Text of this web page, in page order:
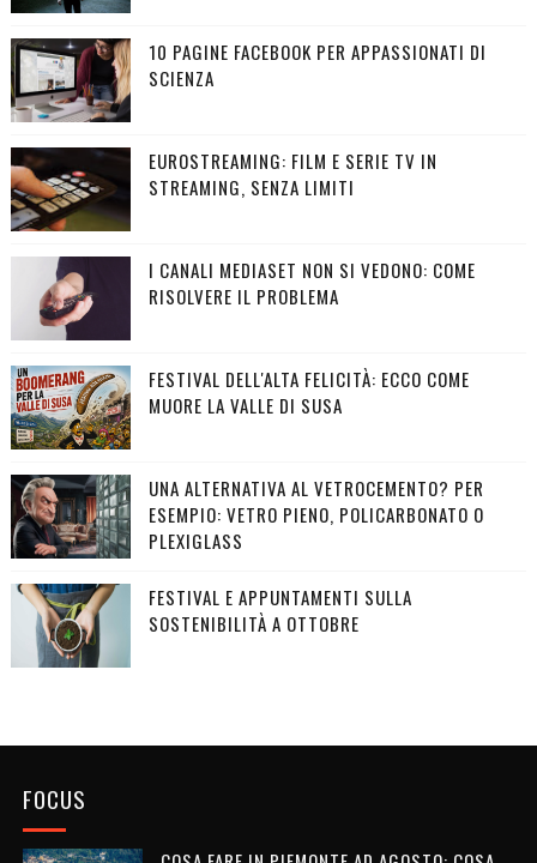
10 PAGINE FACEBOOK PER APPASSIONATI DI
SCIENZA
EUROSTREAMING: FILM E SERIE TV IN
STREAMING, SENZA LIMITI
I CANALI MEDIASET NON SI VEDONO: COME
RISOLVERE IL PROBLEMA
FESTIVAL DELL'ALTA FELICITÀ: ECCO COME
MUORE LA VALLE DI SUSA
UNA ALTERNATIVA AL VETROCEMENTO? PER
ESEMPIO: VETRO PIENO, POLICARBONATO O
PLEXIGLASS
FESTIVAL E APPUNTAMENTI SULLA
SOSTENIBILITÀ A OTTOBRE
FOCUS